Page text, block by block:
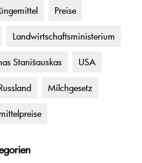
Preise
Landwirtschaftsministerium
Stanišauskas USA
Milchgesetz